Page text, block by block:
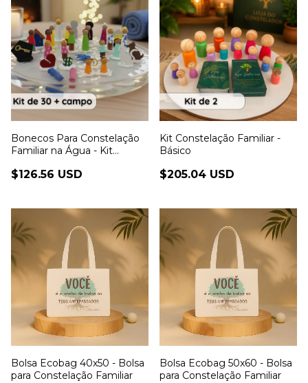
Bonecos Para Constelação
Familiar na Água - Kit
Bonecos
$126.56 USD
Kit Constelação Familiar -
Básico
$205.04 USD
Bolsa Ecobag 40x50 - Bolsa
para Constelação Familiar
Bolsa Ecobag 50x60 - Bolsa
para Constelação Familiar